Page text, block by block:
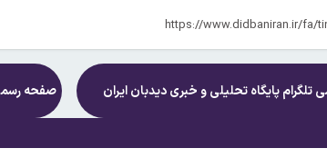
تلگرام پایگاه تحلیلی و خبریدیدبان ایران صفحه رسمی